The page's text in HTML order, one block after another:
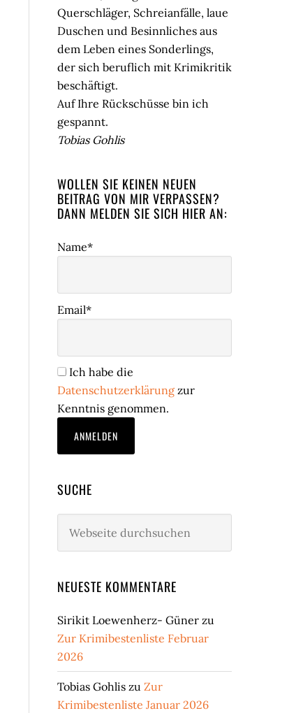
Querschläger, Schreianfälle, laue
Duschen und Besinnliches aus
dem Leben eines Sonderlings,
der sich beruflich mit Krimikritik
beschäftigt.
Auf Ihre Rückschüsse bin ich
gespannt.
Tobias Gohlis
WOLLEN SIE KEINEN NEUEN
BEITRAG VON MIR VERPASSEN?
DANN MELDEN SIE SICH HIER AN:
Name*
Email*
Ich habe die
Datenschutzerklärung zur
Kenntnis genommen.
SUCHE
durchsuchen
NEUESTE KOMMENTARE
Sirikit Loewenherz- Güner zu
Zur Krimibestenliste Februar
2026
Tobias Gohlis zu Zur
Krimibestenliste Januar 2026